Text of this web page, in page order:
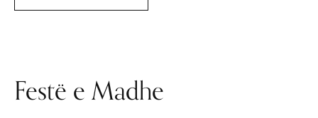
Festë e Madhe